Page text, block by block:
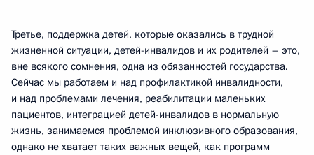
Третье, поддержка детей, которые оказались в трудной
жизненной ситуации, детей-инвалидов и их родителей – это,
вне всякого сомнения, одна из обязанностей государства.
Сейчас мы работаем и над профилактикой инвалидности,
и над проблемами лечения, реабилитации маленьких
пациентов, интеграцией детей-инвалидов в нормальную
жизнь, занимаемся проблемой инклюзивного образования,
однако не хватает таких важных вещей, как программ